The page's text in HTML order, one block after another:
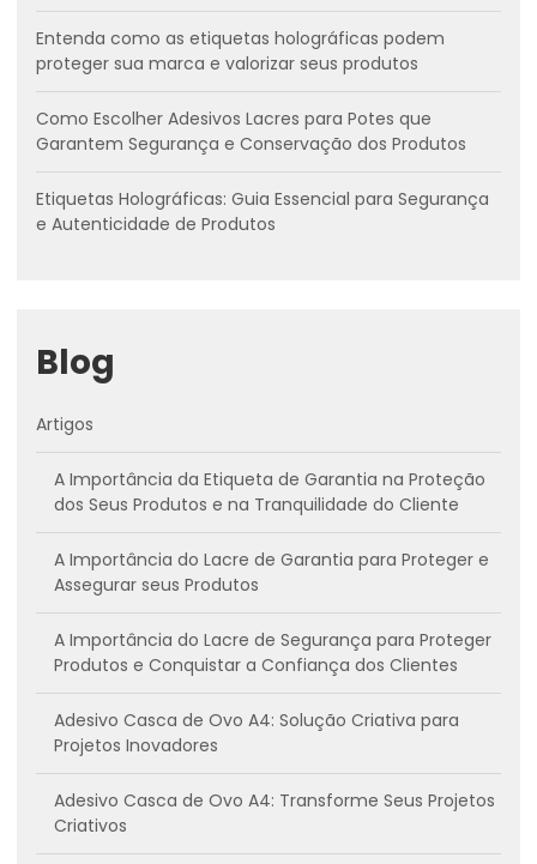
Entenda como as etiquetas holográficas podem
proteger sua marca e valorizar seus produtos
Como Escolher Adesivos Lacres para Potes que
Garantem Segurança e Conservação dos Produtos
Etiquetas Holográficas: Guia Essencial para Segurança
e Autenticidade de Produtos
Blog
Artigos
A Importância da Etiqueta de Garantia na Proteção
dos Seus Produtos e na Tranquilidade do Cliente
A Importância do Lacre de Garantia para Proteger e
Assegurar seus Produtos
A Importância do Lacre de Segurança para Proteger
Produtos e Conquistar a Confiança dos Clientes
Adesivo Casca de Ovo A4: Solução Criativa para
Projetos Inovadores
Adesivo Casca de Ovo A4: Transforme Seus Projetos
Criativos